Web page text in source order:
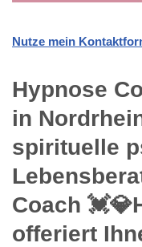
Nutze mein
Hypnose
in
spirituelle
Coach
offeriert